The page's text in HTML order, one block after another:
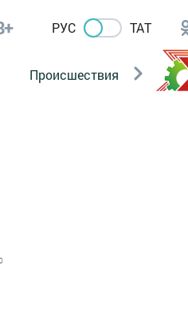
РУС ТАТ
Происшествия